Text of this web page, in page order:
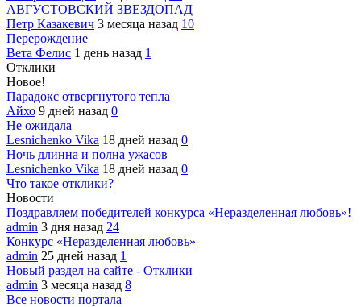
АВГУСТОВСКИЙ ЗВЕЗДОПАД
Петр Казакевич 3 месяца назад 10
Перерождение
Вета Фелис 1 день назад 1
Отклики
Новое!
Парадокс отвергнутого тепла
Айхо 9 дней назад 0
Не ожидала
Lesnichenko Vika 18 дней назад 0
Ночь длинна и полна ужасов
Lesnichenko Vika 18 дней назад 0
Что такое отклики?
Новости
Поздравляем победителей конкурса «Неразделенная любовь»!
admin 3 дня назад 24
Конкурс «Неразделенная любовь»
admin 25 дней назад 1
Новый раздел на сайте - Отклики
admin 3 месяца назад 8
Все новости портала